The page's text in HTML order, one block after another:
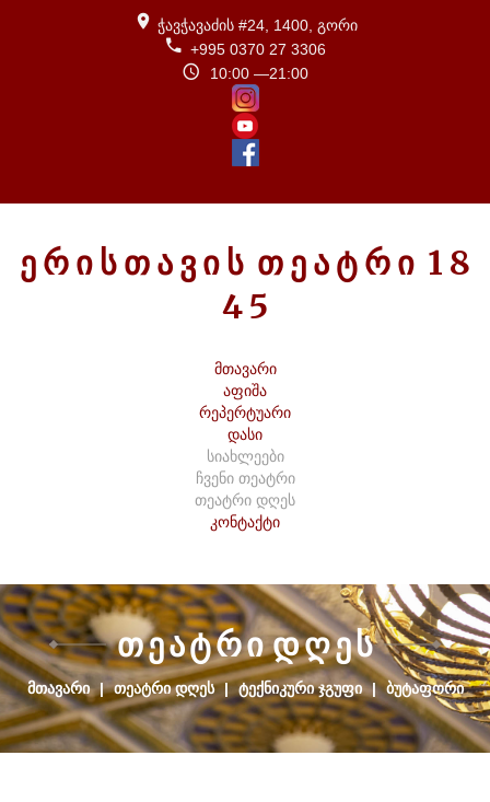
ჭავჭავაძის #24, 1400, გორი
+995 0370 27 3306
10:00 —21:00
ᲔᲠᲘᲡᲗᲐᲕᲘᲡ ᲗᲔᲐᲢᲠᲘ 1 8
45
მთავარი
აფიშა
რეპერტუარი
დასი
სიახლეები
ჩვენი თეატრი
თეატრი დღეს
კონტაქტი
ᲗᲔᲐᲢᲠᲘ ᲓᲦᲔᲡ
ᲛᲗᲐᲕᲐᲠᲘ | ᲗᲔᲐᲢᲠᲘ ᲓᲦᲔᲡ | ᲢᲔᲥᲜᲘᲙᲣᲠᲘ ᲯᲒᲣᲤᲘ | ᲑᲣᲢᲐᲤᲝᲠᲘ